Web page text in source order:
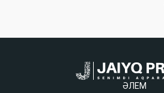
ӘЛЕМ